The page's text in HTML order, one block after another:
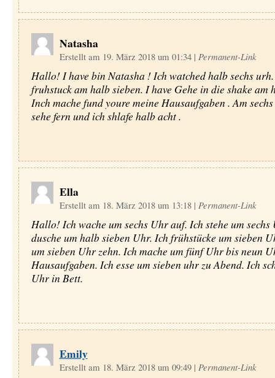
Natasha
Erstellt am 19. März 2018 um 01:34 | Permanent-Link
Hallo! I have bin Natasha ! Ich watched halb sechs
fruhstuck am halb sieben. I have Gehe in die shake am
Inch mache fund youre meine Hausaufgaben . Am
sehe fern und ich shlafe halb acht .
Ella
Erstellt am 18. März 2018 um 13:18 | Permanent-Link
Hallo! Ich wache um sechs Uhr auf. Ich stehe um
dusche um halb sieben Uhr. Ich frühstücke um sieben
um sieben Uhr zehn. Ich mache um fünf Uhr bis neun
Hausaufgaben. Ich esse um sieben uhr zu Abend. Ich
Uhr in Bett.
Emily
Erstellt am 18. März 2018 um 09:49 | Permanent-Link